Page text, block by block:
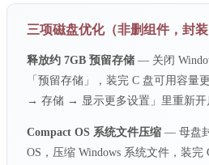
三项磁盘优化（非删组件，封装
释放约 7GB 预留存储 — 关闭
「预留存储」，装完 C 盘可用容
→ 存储 → 显示更多设置」里重新开
Compact OS 系统文件压缩 — 母盘
OS，压缩 Windows 系统文件，装